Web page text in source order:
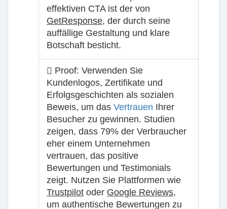
effektiven CTA ist der von
GetResponse, der durch seine
auffällige Gestaltung und klare
Botschaft besticht.
Proof: Verwenden Sie
Kundenlogos, Zertifikate und
Erfolgsgeschichten als sozialen
Beweis, um das Vertrauen Ihrer
Besucher zu gewinnen. Studien
zeigen, dass 79% der Verbraucher
eher einem Unternehmen
vertrauen, das positive
Bewertungen und Testimonials
zeigt. Nutzen Sie Plattformen wie
Trustpilot oder Google Reviews,
um authentische Bewertungen zu